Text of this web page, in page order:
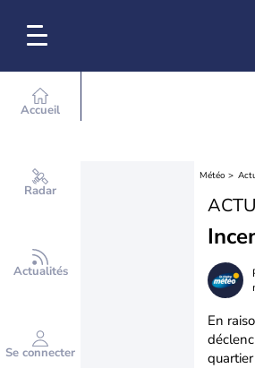
Accueil
Radar
Actualités
Se connecter
Météo
En